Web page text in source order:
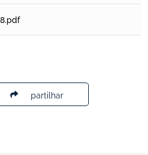
partilhar